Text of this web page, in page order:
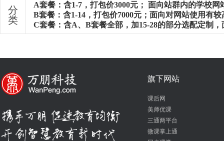
分
类
A套餐：含1-7，打包价3000元； 面向站群内的学校网
B套餐：含1-14，打包价7000元；面向对网站使用有
C套餐：含A、B套餐全部，加15-28的部分选配定制
旗下网站
课后网
美师优课
三通两平台
微课掌上通